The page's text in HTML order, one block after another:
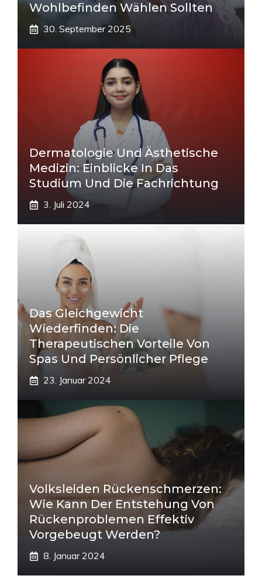
Wohlbefinden Wählen Sollten
30. September 2025
Dermatologie Und Ästhetische
Medizin: Einblicke In Das
Studium Und Die Fachrichtung
3. Juli 2024
Das Gleichgewicht
Wiederfinden: Die
Therapeutischen Vorteile Von
Spas Und Persönlicher Pflege
23. Januar 2024
Volksleiden Rückenschmerzen:
Wie Kann Der Entstehung Von
Rückenproblemen Effektiv
Vorgebeugt Werden?
8. Januar 2024